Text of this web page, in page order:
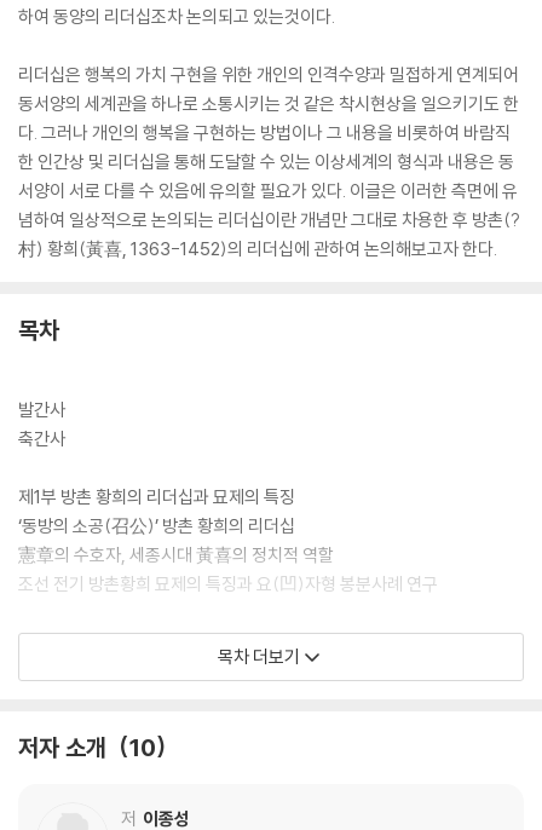
하여 동양의 리더십조차 논의되고 있는것이다.
리더십은 행복의 가치 구현을 위한 개인의 인격수양과 밀접하게 연계되어
동서양의 세계관을 하나로 소통시키는 것 같은 착시현상을 일으키기도 한
다. 그러나 개인의 행복을 구현하는 방법이나 그 내용을 비롯하여 바람직
한 인간상 및 리더십을 통해 도달할 수 있는 이상세계의 형식과 내용은 동
서양이 서로 다를 수 있음에 유의할 필요가 있다. 이글은 이러한 측면에 유
념하여 일상적으로 논의되는 리더십이란 개념만 그대로 차용한 후 방촌(?
村) 황희(黃喜, 1363-1452)의 리더십에 관하여 논의해보고자 한다.
목차
발간사
축간사
제1부 방촌 황희의 리더십과 묘제의 특징
‘동방의 소공(召公)’ 방촌 황희의 리더십
憲章의 수호자, 세종시대 黃喜의 정치적 역할
조선 전기 방촌황희 묘제의 특징과 요(凹)자형 봉분사례 연구
제2부 방촌 황희 향사서원의 역사와 그 문화재적 가치(1)
華山서원의 역사와 문화적 가치
목차 더보기
저자 소개 10
저 이종성